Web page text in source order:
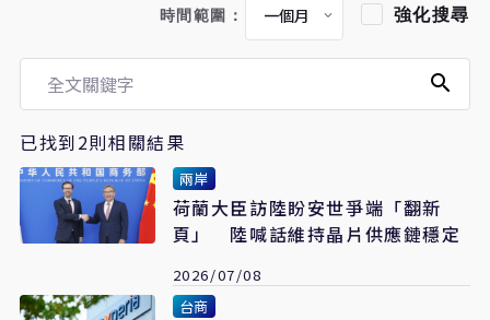
時間範圍： 強化搜尋
已找到2則相關結果
兩岸
荷蘭大臣訪陸盼安世爭端「翻新
頁」 陸喊話維持晶片供應鏈穩定
2026/07/08
台商